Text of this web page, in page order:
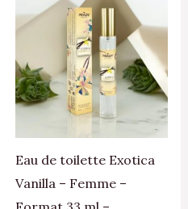
Eau de toilette Exotica
Vanilla – Femme –